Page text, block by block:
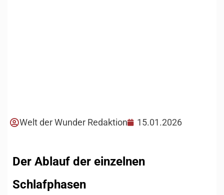
Welt der Wunder Redaktion 15.01.2026
Der Ablauf der einzelnen
Schlafphasen